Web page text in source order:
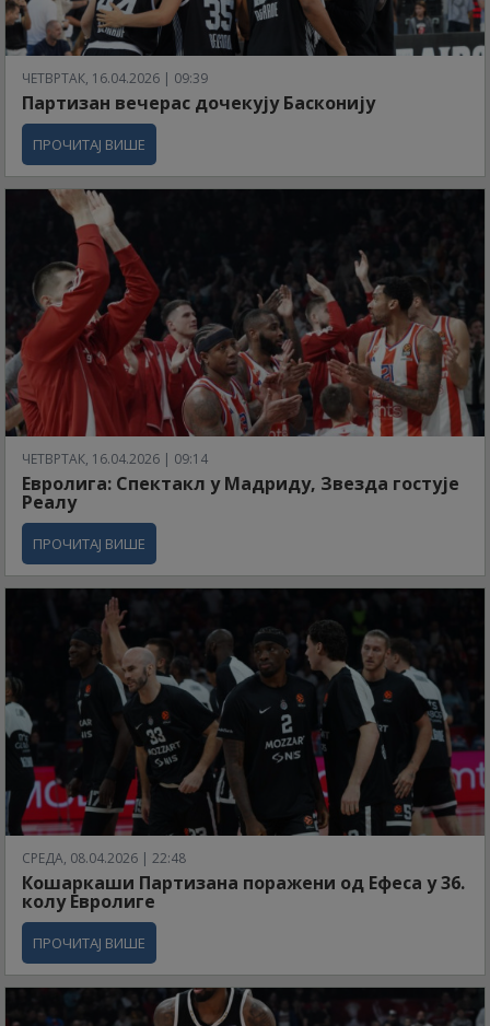
ЧЕТВРТАК, 16.04.2026 | 09:39
Партизан вечерас дочекују Басконију
ПРОЧИТАЈ ВИШЕ
ЧЕТВРТАК, 16.04.2026 | 09:14
Евролига: Спектакл у Мадриду, Звезда гостује
Реалу
ПРОЧИТАЈ ВИШЕ
СРЕДА, 08.04.2026 | 22:48
Кошаркаши Партизана поражени од Ефеса у 36.
колу Евролиге
ПРОЧИТАЈ ВИШЕ